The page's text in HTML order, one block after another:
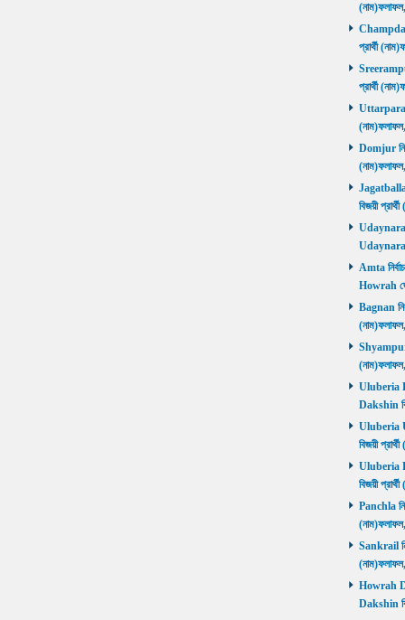
প্রার্থী
প্রার্থী
Uttarpara
Domjur
বিজয়ী
Amta
Howrah
Bagnan
Shyampur
Uluberia
Dakshin
Uluberia
বিজয়ী
Uluberia
বিজয়ী
Panchla
Sankrail
Howrah
Dakshin